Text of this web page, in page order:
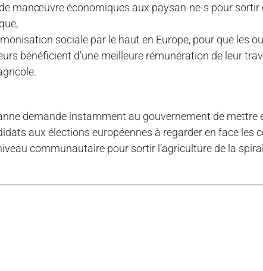
manœuvre économiques aux paysan-ne-s pour sortir
sociale par le haut en Europe, pour que les
bénéficient d’une meilleure rémunération de leur
demande instamment au gouvernement de mettre
aux élections européennes à regarder en face les
communautaire pour sortir l’agriculture de la